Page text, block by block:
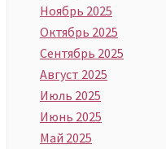
Ноябрь 2025
Октябрь 2025
Сентябрь 2025
Август 2025
Июль 2025
Июнь 2025
Май 2025